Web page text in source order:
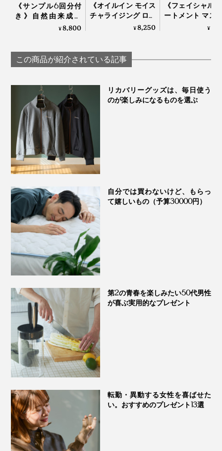
《サンプル6回分付
き》自然由来成分
100％、EGF協会認定
クトナチュラル」
¥8,800
《オイルイン モイス
チャライジング ロー
ション》「獺祭 純米
合 ローション｜獺祭
ビューティ
¥8,250
《フェイシャル
ートメント マス
5枚入り》「獺
¥
この商品が紹介されている記事
リカバリーグッズは、毎日使う
のが楽しみになるものを選ぶ
自分では買わないけど、もらっ
て嬉しいもの（予算30000円）
第2の青春を楽しみたい50代男性
が喜ぶ実用的なプレゼント
転勤・異動する女性を喜ばせた
い。おすすめのプレゼント13選